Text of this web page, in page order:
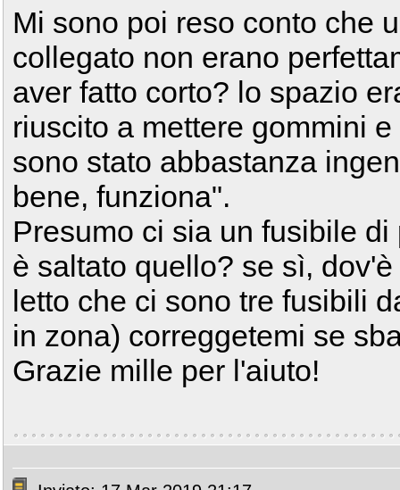
Mi sono poi reso conto che
collegato non erano
aver fatto corto? lo spazio
riuscito a mettere gommini
sono stato abbastanza
bene, funziona".
Presumo ci sia un fusibile
è saltato quello? se sì,
letto che ci sono tre fusibili
in zona) correggetemi se
Grazie mille per l'aiuto!